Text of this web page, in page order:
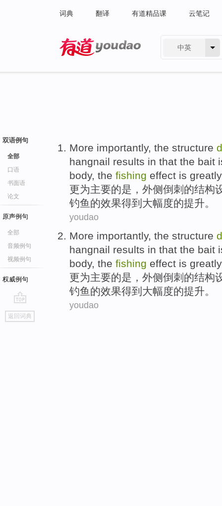
词典 翻译 有道精品课 云笔记
中英
双语例句
全部
口语
书面语
论文
原声例句
全部
音频例句
视频例句
权威例句
go
top
返回词典
More importantly, the structure
hangnail results in that the bait
body, the fishing effect is greatly
更为主要的是， 外侧倒刺 的结构
钓鱼 的效果得到大幅度的提升。
youdao
More importantly, the structure
hangnail results in that the bait
body, the fishing effect is greatly
更为主要的是， 外侧倒刺 的结构
钓鱼 的效果得到大幅度的提升。
youdao